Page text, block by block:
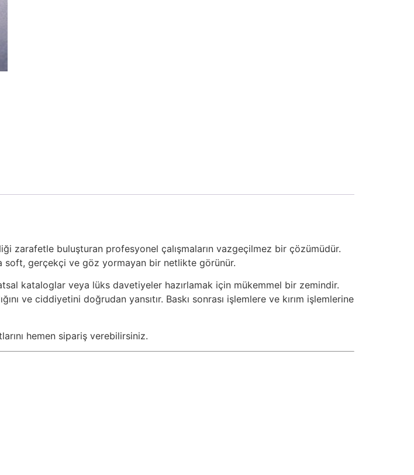
zarafetle buluşturan profesyonel çalışmaların vazgeçilmez bir çözümüdür.
soft, gerçekçi ve göz yormayan bir netlikte görünür.
kataloglar veya lüks davetiyeler hazırlamak için mükemmel bir zemindir.
ve ciddiyetini doğrudan yansıtır. Baskı sonrası işlemlere ve kırım işlemlerine
hemen sipariş verebilirsiniz.